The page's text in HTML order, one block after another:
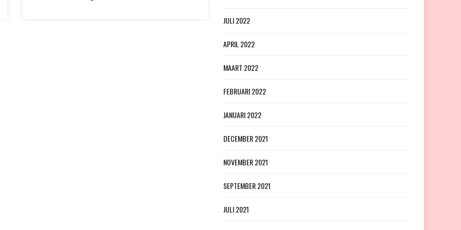
JULI 2022
APRIL 2022
MAART 2022
FEBRUARI 2022
JANUARI 2022
DECEMBER 2021
NOVEMBER 2021
SEPTEMBER 2021
JULI 2021